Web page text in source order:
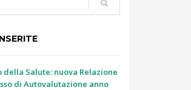
della Salute: nuova Relazione
di Autovalutazione anno